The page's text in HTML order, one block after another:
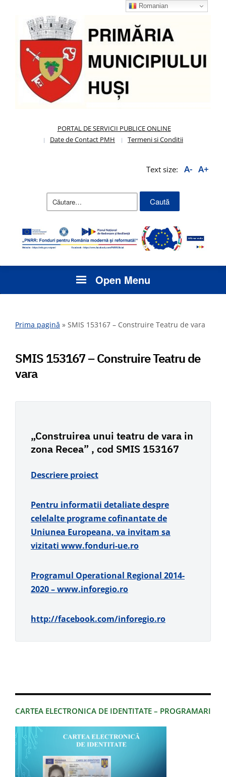
PORTAL DE SERVICII PUBLICE ONLINE
Date de Contact PMH
Termeni si Conditii
Text size: A- A+
Caută
Open Menu
Prima pagină » SMIS 153167 – Construire Teatru de vara
CARTEA ELECTRONICA DE IDENTITATE – PROGRAMARI
SMIS 153167 – Construire Teatru de
vara
„Construirea unui teatru de vara in
zona Recea” , cod SMIS 153167
Descriere proiect
Pentru informatii detaliate despre
celelalte programe cofinantate de
Uniunea Europeana, va invitam sa
vizitati www.fonduri-ue.ro
Programul Operational Regional 2014-
2020 –www.inforegio.ro
http://facebook.com/inforegio.ro
Romanian